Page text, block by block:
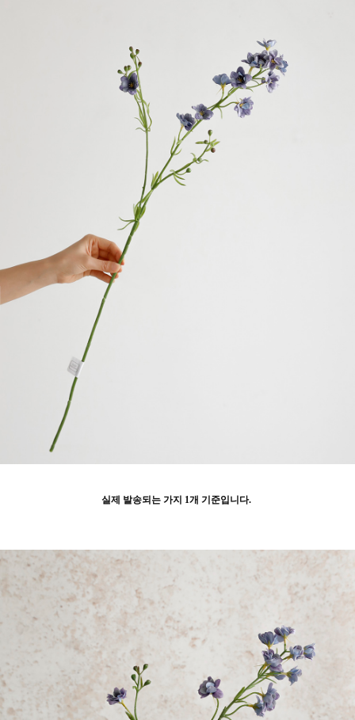
실제 발송되는 가지 1개 기준입니다.